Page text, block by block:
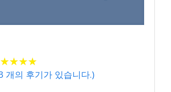
개의 후기가 있습니다.)